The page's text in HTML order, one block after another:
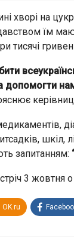
хворі на
їм
тисячі
допомогти
шкіл,
запитанням:
3 жовтня
OK.ru